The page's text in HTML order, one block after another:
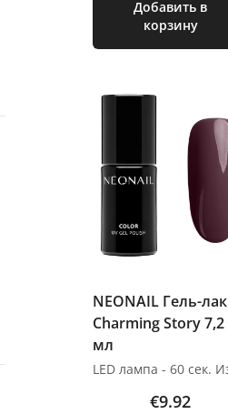
Добавить в
корзину
NEONAIL Гель-лак
Charming Story 7,2
мл
€9.92